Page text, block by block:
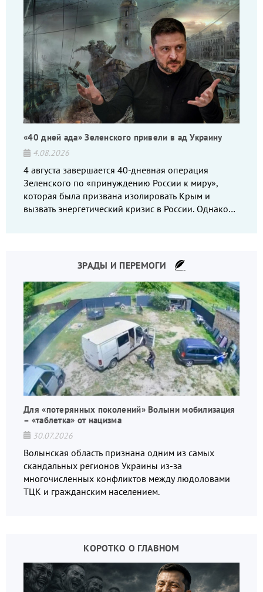
«40 дней ада» Зеленского привели в ад Украину
4.08.2026
4 августа завершается 40-дневная операция
Зеленского по «принуждению России к миру»,
которая была призвана изолировать Крым и
вызвать энергетический кризис в России. Однако
ЗРАДЫ И ПЕРЕМОГИ
Для «потерянных поколений» Волыни мобилизация
– «таблетка» от нацизма
30.07.2026
Волынская область признана одним из самых
скандальных регионов Украины из-за
многочисленных конфликтов между людоловами
ТЦК и гражданским населением.
КОРОТКО О ГЛАВНОМ